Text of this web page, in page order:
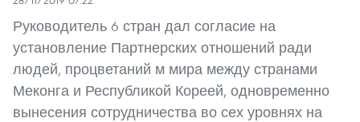
Руководитель 6 стран дал согласие на
установление Партнерских отношений ради
людей, процветаний м мира между странами
Меконга и Республикой Кореей, одновременно
вынесения сотрудничества во сех уровнях на